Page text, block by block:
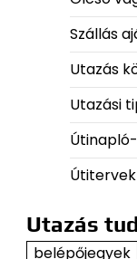
Szállás
Utazás
Utazási
Útitervek
Utazás
belépőjegyek